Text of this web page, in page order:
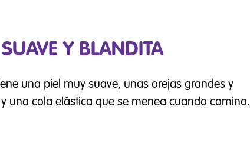
Y BLANDITA
una piel muy suave, unas orejas grandes y
una cola elástica que se menea cuando camina.